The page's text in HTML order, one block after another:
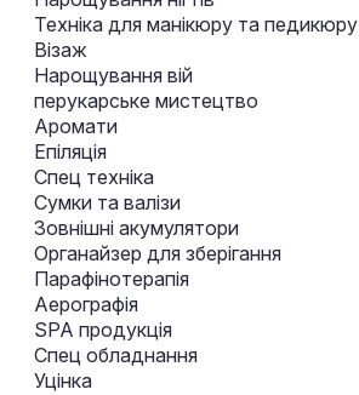
Техніка для манікюру та педикюру
Візаж
Нарощування вій
перукарське мистецтво
Аромати
Епіляція
Спец техніка
Сумки та валізи
Зовнішні акумулятори
Органайзер для зберігання
Парафінотерапія
Аерографія
SPA продукція
Спец обладнання
Уцінка